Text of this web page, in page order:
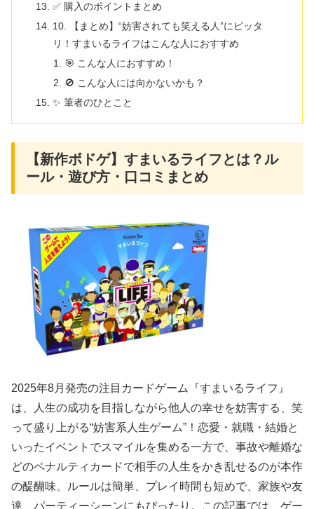
✅ 購入のポイントまとめ
10. 【まとめ】“妨害されても笑える人”にピッタ
リ！すまいるライフはこんな人におすすめ
🎯 こんな人におすすめ！
🚫 こんな人には向かないかも？
✨ 筆者のひとこと
【新作ボドゲ】すまいるライフとは？ル
ール・遊び方・口コミまとめ
2025年8月発売の注目カードゲーム『すまいるライフ』
は、人生の成功を目指しながら他人の幸せを妨害する、笑
って盛り上がる“妨害系人生ゲーム”！恋愛・就職・結婚と
いったイベントでスマイルを集める一方で、事故や離婚な
どのペナルティカードで相手の人生をかき乱せるのが本作
の醍醐味。ルールは簡単、プレイ時間も短めで、家族や友
達、パーティーシーンにもぴったり。この記事では、ゲー